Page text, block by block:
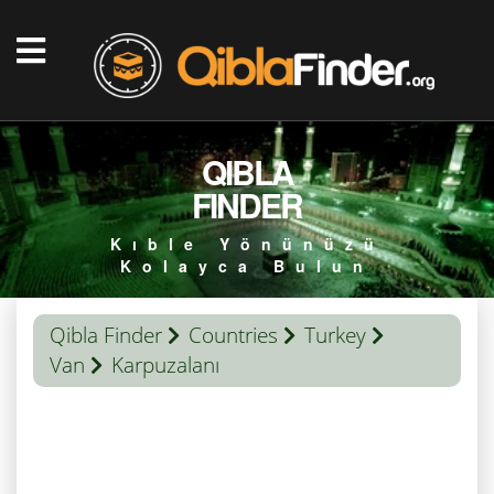
QIBLA
FINDER
Kıble Yönünüzü
Kolayca Bulun
Qibla Finder Countries
Turkey
Van
Karpuzalanı